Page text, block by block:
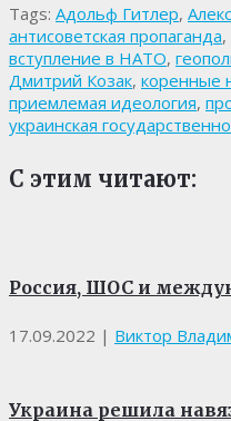
Tags: Адольф Гитлер,
антисоветская пропаганда,
вступление в НАТО,
Дмитрий Козак, коренные
приемлемая идеология,
украинская
С этим читают:
Россия, ШОС и
17.09.2022 | Виктор
Украина решила